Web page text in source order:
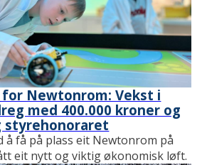
Newtonrom: Vekst i
med 400.000 kroner og
styrehonoraret
å få på plass eit Newtonrom på
eit nytt og viktig økonomisk løft.